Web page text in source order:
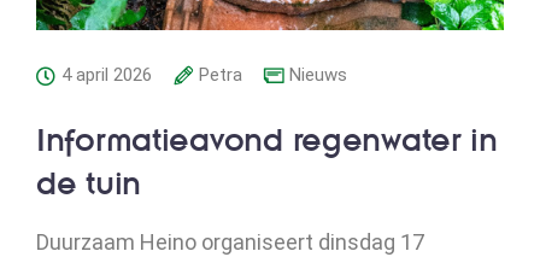
4 april 2026 Petra Nieuws
Informatieavond regenwater in
de tuin
Duurzaam Heino organiseert dinsdag 17